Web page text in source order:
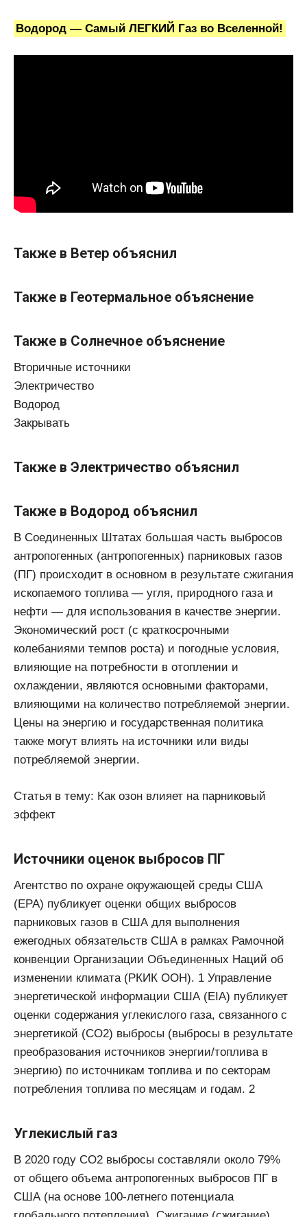
Водород — Самый ЛЕГКИЙ Газ во Вселенной!
Также в Ветер объяснил
Также в Геотермальное объяснение
Также в Солнечное объяснение
Вторичные источники
Электричество
Водород
Закрывать
Также в Электричество объяснил
Также в Водород объяснил
В Соединенных Штатах большая часть выбросов
антропогенных (антропогенных) парниковых газов
(ПГ) происходит в основном в результате сжигания
ископаемого топлива — угля, природного газа и
нефти — для использования в качестве энергии.
Экономический рост (с краткосрочными
колебаниями темпов роста) и погодные условия,
влияющие на потребности в отоплении и
охлаждении, являются основными факторами,
влияющими на количество потребляемой энергии.
Цены на энергию и государственная политика
также могут влиять на источники или виды
потребляемой энергии.
Статья в тему: Как озон влияет на парниковый
эффект
Источники оценок выбросов ПГ
Агентство по охране окружающей среды США
(EPA) публикует оценки общих выбросов
парниковых газов в США для выполнения
ежегодных обязательств США в рамках Рамочной
конвенции Организации Объединенных Наций об
изменении климата (РКИК ООН). 1 Управление
энергетической информации США (EIA) публикует
оценки содержания углекислого газа, связанного с
энергетикой (CO2) выбросы (выбросы в результате
преобразования источников энергии/топлива в
энергию) по источникам топлива и по секторам
потребления топлива по месяцам и годам. 2
Углекислый газ
В 2020 году СО2 выбросы составляли около 79%
от общего объема антропогенных выбросов ПГ в
США (на основе 100-летнего потенциала